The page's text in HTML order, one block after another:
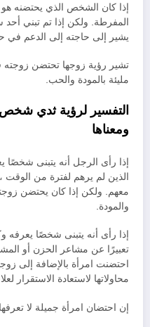
إذا كان الشخص الذي يحتضنه
المفرطة. ولكن إذا تم تبني
يشير إلى حاجته إلى الدعم في
تشير رؤية زوجها تحتضن
مليئة بالمودة والحب.
التفسير لرؤية ثدي
ومعناها
إذا رأى الرجل أنه يتبنى شخصًا
الذين لم يرهم لفترة من الوقت
معهم. ولكن إذا كان يحتضن
والمودة.
إذا رأى أنه يتبنى شخصًا يعرفه
تعبيرًا عن مشاعر الحزن أو
احتضنت امرأة بالإضافة إلى
محاولاتها لاستعادة الاستقرار
إن احتضان امرأة جميلة لا